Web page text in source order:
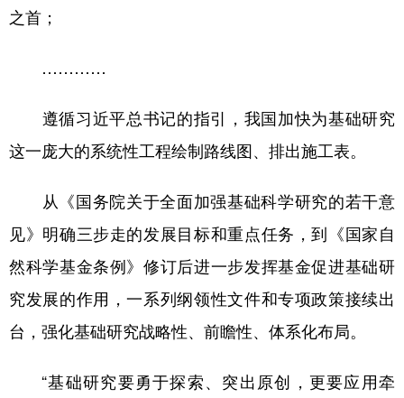
之首；
遵循习近平总书记的指引，我国加快为基础研究
这一庞大的系统性工程绘制路线图、排出施工表。
从《国务院关于全面加强基础科学研究的若干意
见》明确三步走的发展目标和重点任务，到《国家自
然科学基金条例》修订后进一步发挥基金促进基础研
究发展的作用，一系列纲领性文件和专项政策接续出
台，强化基础研究战略性、前瞻性、体系化布局。
“基础研究要勇于探索、突出原创，更要应用牵